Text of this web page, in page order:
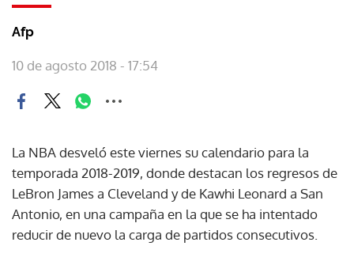
Afp
10 de agosto 2018 - 17:54
La NBA desveló este viernes su calendario para la
temporada 2018-2019, donde destacan los regresos de
LeBron James a Cleveland y de Kawhi Leonard a San
Antonio, en una campaña en la que se ha intentado
reducir de nuevo la carga de partidos consecutivos.